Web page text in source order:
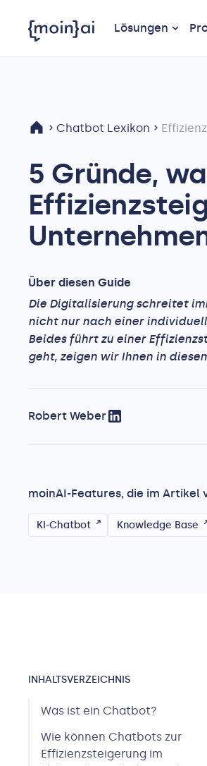
Lösungen
Chatbot Lexikon
5 Gründe,
Über diesen Guide
Die Digitalisierung schreitet
nicht nur nach einer
Beides führt zu einer
geht, zeigen wir Ihnen in
Robert Weber
moinAI-Features, die im Artikel
KI-Chatbot Knowledge Base
INHALTS­VERZEICHNIS
Was ist ein Chatbot?
Wie können Chatbots zur
Effizienzsteigerung im